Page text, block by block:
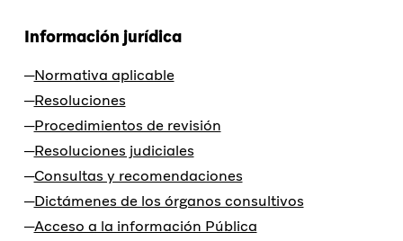
Información jurídica
Normativa aplicable
Resoluciones
Procedimientos de revisión
Resoluciones judiciales
Consultas y recomendaciones
Dictámenes de los órganos consultivos
Acceso a la información Pública